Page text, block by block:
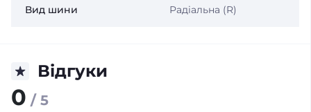
Вид шини Радіальна (R)
Відгуки
0 / 5